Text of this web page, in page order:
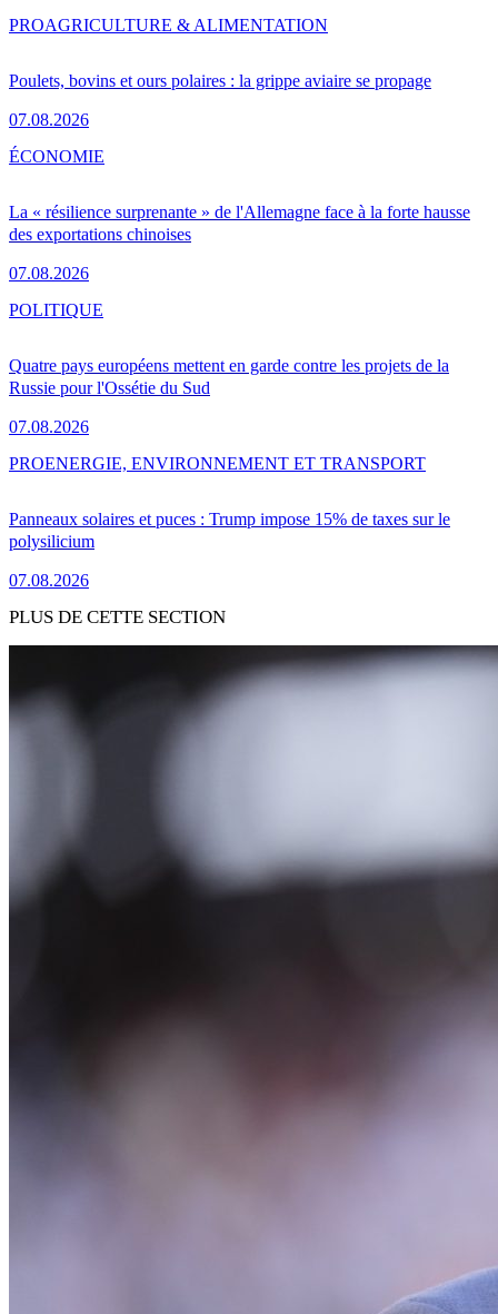
Poulets, bovins et ours polaires : la grippe aviaire se propage
07.08.2026
PROAGRICULTURE & ALIMENTATION
La « résilience surprenante » de l'Allemagne face à la forte hausse
des exportations chinoises
07.08.2026
ÉCONOMIE
Quatre pays européens mettent en garde contre les projets de la
Russie pour l'Ossétie du Sud
07.08.2026
POLITIQUE
Panneaux solaires et puces : Trump impose 15% de taxes sur le
polysilicium
07.08.2026
PROENERGIE, ENVIRONNEMENT ET TRANSPORT
PLUS DE CETTE SECTION